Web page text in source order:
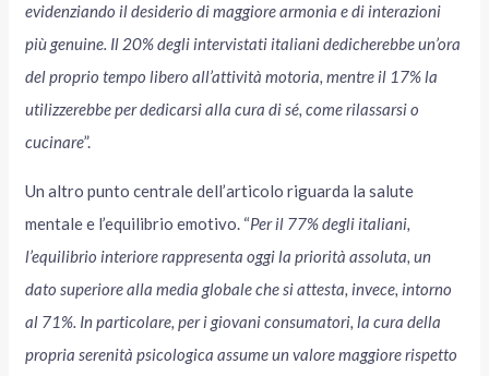
evidenziando il desiderio di maggiore armonia e di interazioni
più genuine. Il 20% degli intervistati italiani dedicherebbe un’ora
del proprio tempo libero all’attività motoria, mentre il 17% la
utilizzerebbe per dedicarsi alla cura di sé, come rilassarsi o
cucinare”.
Un altro punto centrale dell’articolo riguarda la salute
mentale e l’equilibrio emotivo. “Per il 77% degli italiani,
l’equilibrio interiore rappresenta oggi la priorità assoluta, un
dato superiore alla media globale che si attesta, invece, intorno
al 71%. In particolare, per i giovani consumatori, la cura della
propria serenità psicologica assume un valore maggiore rispetto